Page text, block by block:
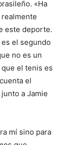
«Ha
este deporte.
el segundo
no es un
el tenis es
el
a Jamie
mí sino para